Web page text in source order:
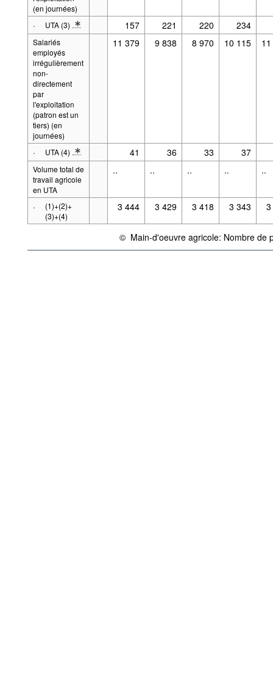
(en journées)
· UTA (3)
* Note spécification 2: Définitions : UTA
157 221 220 234
Salariés
employés
irrégulièrement
non-
directement
par
l'exploitation
(patron est un
tiers) (en
journées)
11 379 9 838 8 970 10 115 11
· UTA (4)
* Note spécification 2: Définitions : UTA
41 36 33 37
Volume total de
travail agricole
en UTA
.. .. .. .. ..
·
(1)+(2)+
(3)+(4)
3 444 3 429 3 418 3 343 3
©
{link} Conditions d'utilisation
Main-d'oeuvre agricole: Nombre de